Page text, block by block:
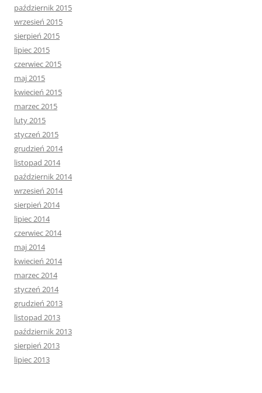
październik 2015
wrzesień 2015
sierpień 2015
lipiec 2015
czerwiec 2015
maj 2015
kwiecień 2015
marzec 2015
luty 2015
styczeń 2015
grudzień 2014
listopad 2014
październik 2014
wrzesień 2014
sierpień 2014
lipiec 2014
czerwiec 2014
maj 2014
kwiecień 2014
marzec 2014
styczeń 2014
grudzień 2013
listopad 2013
październik 2013
sierpień 2013
lipiec 2013